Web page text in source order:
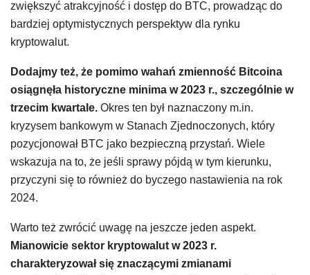
zwiększyć atrakcyjność i dostęp do BTC, prowadząc do
bardziej optymistycznych perspektyw dla rynku
kryptowalut.
Dodajmy też, że pomimo wahań zmienność Bitcoina
osiągnęła historyczne minima w 2023 r., szczególnie w
trzecim kwartale. Okres ten był naznaczony m.in.
kryzysem bankowym w Stanach Zjednoczonych, który
pozycjonował BTC jako bezpieczną przystań. Wiele
wskazuja na to, że jeśli sprawy pójdą w tym kierunku,
przyczyni się to również do byczego nastawienia na rok
2024.
Warto też zwrócić uwagę na jeszcze jeden aspekt.
Mianowicie sektor kryptowalut w 2023 r.
charakteryzował się znaczącymi zmianami